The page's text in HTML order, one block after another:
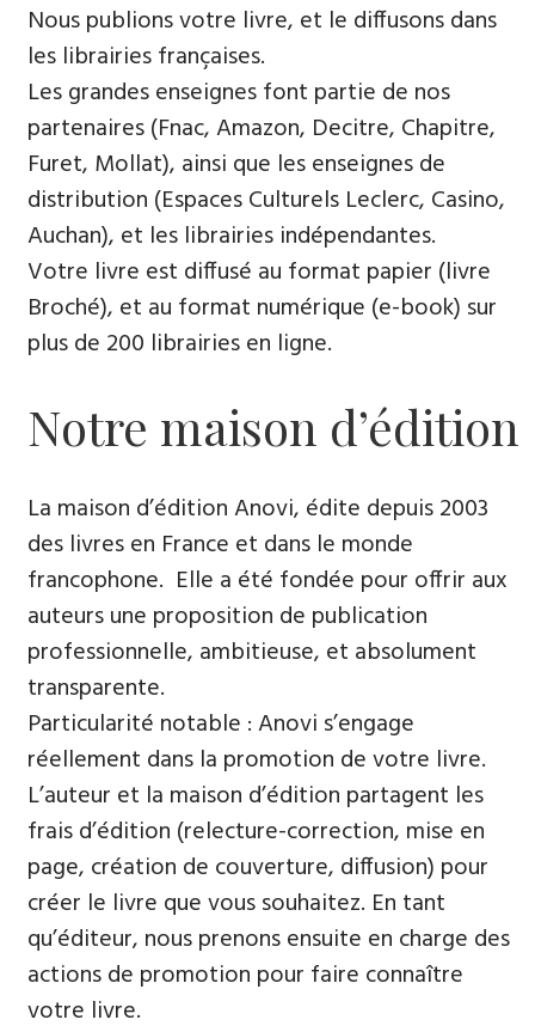
Nous publions votre livre, et le diffusons dans
les librairies françaises​.
Les grandes enseignes font partie de nos
partenaires (Fnac, Amazon, Decitre, Chapitre,
Furet, Mollat), ainsi que les enseignes de
distribution (Espaces Culturels Leclerc, Casino,
Auchan), et les librairies indépendantes.
Votre livre est diffusé au format papier (livre
Broché), et au format numérique (e-book) sur
plus de 200 librairies en ligne.
Notre maison d’édition
La maison d’édition Anovi, édite depuis 2003
des livres en France et dans le monde
francophone. Elle a été fondée pour offrir aux
auteurs une proposition de publication
professionnelle, ambitieuse, et absolument
transparente.
Particularité notable : Anovi s’engage
réellement dans la promotion de votre livre.
L’auteur et la maison d’édition partagent les
frais d’édition (relecture-correction, mise en
page, création de couverture, diffusion) pour
créer le livre que vous souhaitez. En tant
qu’éditeur, nous prenons ensuite en charge des
actions de promotion pour faire connaître
votre livre.